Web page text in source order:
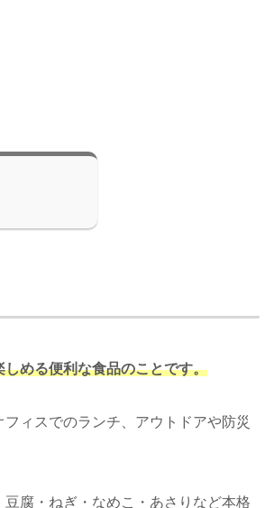
める便利な食品のことです。
ィスでのランチ、アウトドアや防災
腐・ねぎ・なめこ・あさりなど本格